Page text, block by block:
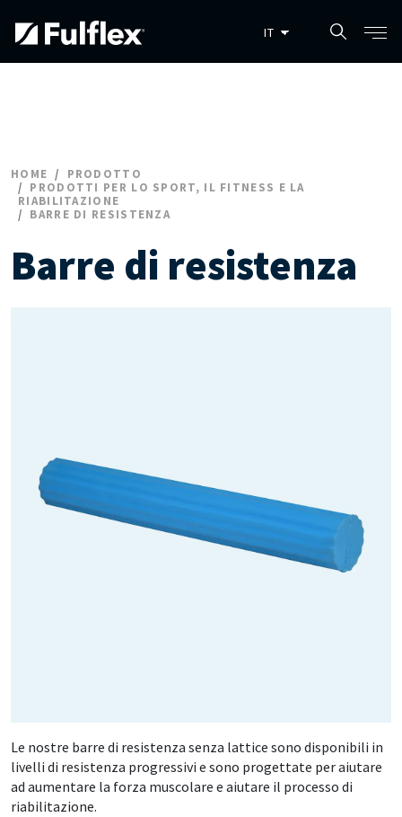
HOME
PRODOTTO
PRODOTTI PER LO SPORT, IL FITNESS E LA
RIABILITAZIONE
BARRE DI RESISTENZA
Barre di resistenza
Le nostre barre di resistenza senza lattice sono disponibili in
livelli di resistenza progressivi e sono progettate per aiutare
ad aumentare la forza muscolare e aiutare il processo di
riabilitazione.